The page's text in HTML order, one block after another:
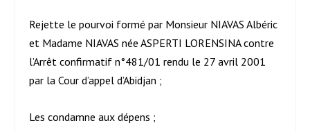
Rejette le pourvoi formé par Monsieur NIAVAS Albéric
et Madame NIAVAS née ASPERTI LORENSINA contre
l’Arrêt confirmatif n°481/01 rendu le 27 avril 2001
par la Cour d’appel d’Abidjan ;
Les condamne aux dépens ;